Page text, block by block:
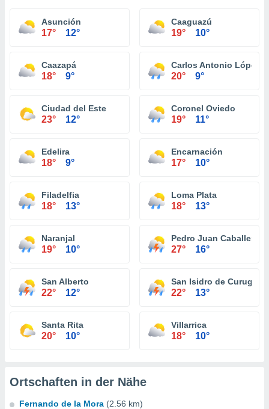
Asunción
17° 12°
Caaguazú
19° 10°
Caazapá
18° 9°
Carlos Antonio López
20° 9°
Ciudad del Este
23° 12°
Coronel Oviedo
19° 11°
Edelira
18° 9°
Encarnación
17° 10°
Filadelfia
18° 13°
Loma Plata
18° 13°
Naranjal
19° 10°
Pedro Juan Caballero
27° 16°
San Alberto
22° 12°
San Isidro de
22° 13°
Santa Rita
20° 10°
Villarrica
18° 10°
Ortschaften in der Nähe
Fernando de la Mora (2.56 km)